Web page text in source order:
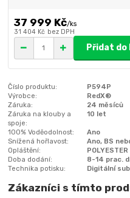
37 999 Kč/ks
31 404 Kč bez DPH
Přidat do
Číslo produktu:
P594P
Výrobce:
RedX®
Záruka:
24 měsíců
Záruka na klouby a
spoje:
10 let
100% Voděodolnost:
Ano
Snížená hořlavost:
Ano, BS
Opláštění:
Doba dodání:
8-14 prac.
Technika potisku:
Digitální
Zákazníci s tímto